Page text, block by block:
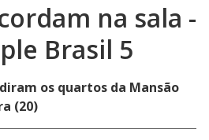
na sala -
Brasil 5
os quartos da Mansão
(20)